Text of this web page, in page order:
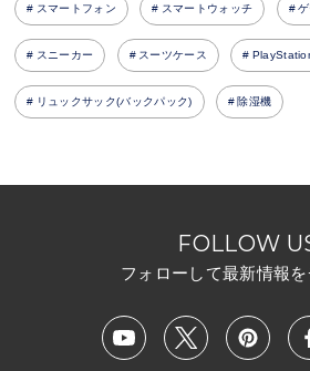
スマートフォン スマートウォッチ
スニーカー スーツケース
リュックサック(バックパック) 除湿機
FOLLOW
フォローして最新情報